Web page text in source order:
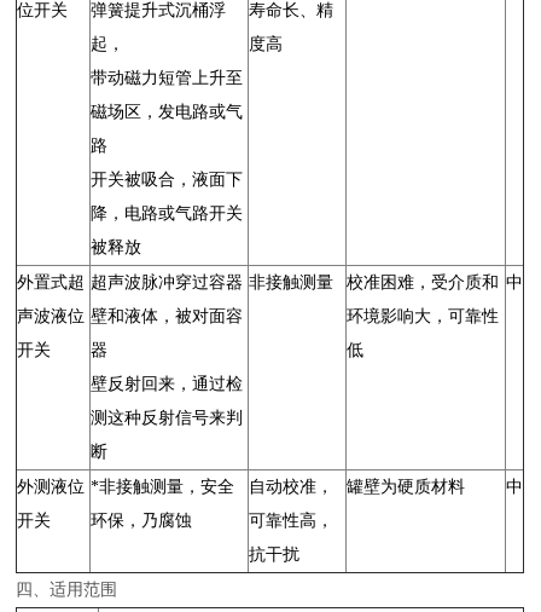
位开关
弹簧提升式沉桶浮
起，
带动磁力短管上升至
磁场区，发电路或气
路
开关被吸合，液面下
降，电路或气路开关
被释放
寿命长、精
度高
外置式超
声波液位
开关
超声波脉冲穿过容器
壁和液体，被对面容
器
壁反射回来，通过检
测这种反射信号来判
断
非接触测量
校准困难，受介质和
环境影响大，可靠性
低
中
外测液位
开关
*非接触测量，安全
环保，乃腐蚀
自动校准，
可靠性高，
抗干扰
罐壁为硬质材料 中
四、适用范围